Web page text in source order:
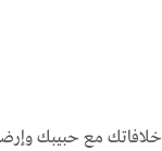
مع حبيبك